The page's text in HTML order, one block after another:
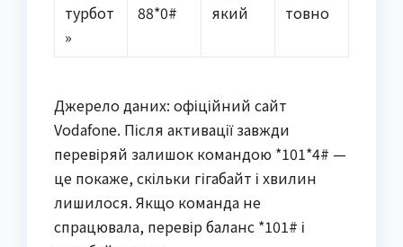
турбот
»
88*0#
який
товно
Джерело даних: офіційний сайт
Vodafone. Після активації завжди
перевіряй залишок командою *101*4# —
це покаже, скільки гігабайт і хвилин
лишилося. Якщо команда не
спрацювала, перевір баланс *101# і